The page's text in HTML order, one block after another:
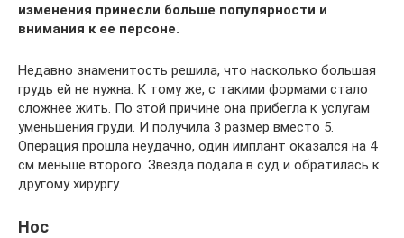
изменения принесли больше популярности и
внимания к ее персоне.
Недавно знаменитость решила, что насколько большая
грудь ей не нужна. К тому же, с такими формами стало
сложнее жить. По этой причине она прибегла к услугам
уменьшения груди. И получила 3 размер вместо 5.
Операция прошла неудачно, один имплант оказался на 4
см меньше второго. Звезда подала в суд и обратилась к
другому хирургу.
Нос